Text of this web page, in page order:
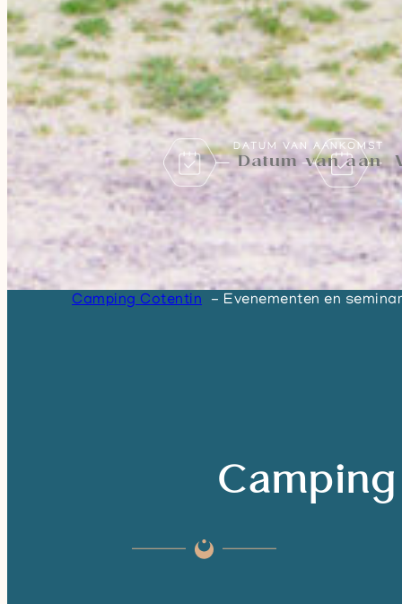
DATUM VAN AANKOMST
Camping Cotentin Evenementen en